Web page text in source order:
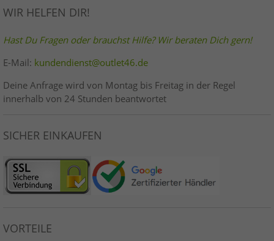
WIR HELFEN DIR!
Hast Du Fragen oder brauchst Hilfe? Wir beraten Dich gern!
E-Mail: kundendienst@outlet46.de
Deine Anfrage wird von Montag bis Freitag in der Regel
innerhalb von 24 Stunden beantwortet
SICHER EINKAUFEN
VORTEILE